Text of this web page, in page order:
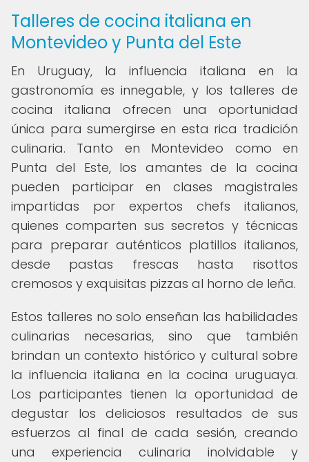
Talleres de cocina italiana en
Montevideo y Punta del Este
En Uruguay, la influencia italiana en la
gastronomía es innegable, y los talleres de
cocina italiana ofrecen una oportunidad
única para sumergirse en esta rica tradición
culinaria. Tanto en Montevideo como en
Punta del Este, los amantes de la cocina
pueden participar en clases magistrales
impartidas por expertos chefs italianos,
quienes comparten sus secretos y técnicas
para preparar auténticos platillos italianos,
desde pastas frescas hasta risottos
cremosos y exquisitas pizzas al horno de leña.
Estos talleres no solo enseñan las habilidades
culinarias necesarias, sino que también
brindan un contexto histórico y cultural sobre
la influencia italiana en la cocina uruguaya.
Los participantes tienen la oportunidad de
degustar los deliciosos resultados de sus
esfuerzos al final de cada sesión, creando
una experiencia culinaria inolvidable y